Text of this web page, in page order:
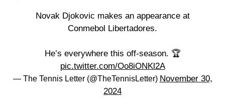
Novak Djokovic makes an appearance at
Conmebol Libertadores.
He’s everywhere this off-season. 🏆
pic.twitter.com/Oo8iONKl2A
— The Tennis Letter (@TheTennisLetter) November 30,
2024